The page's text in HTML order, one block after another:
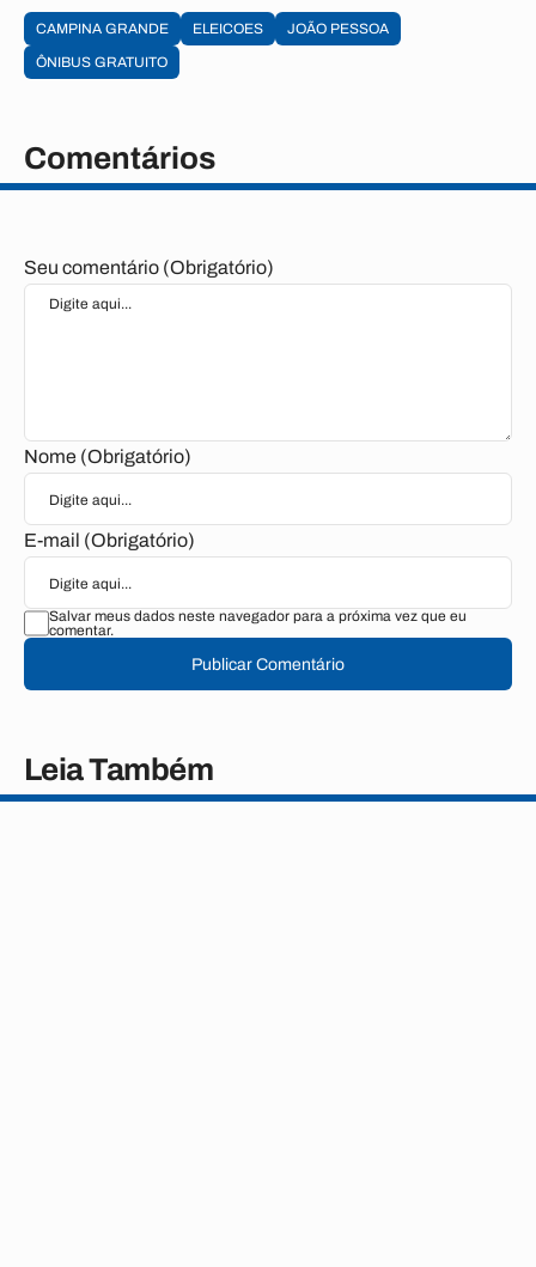
CAMPINA GRANDE ELEICOES
JOÃO PESSOA
ÔNIBUS GRATUITO
Comentários
Seu comentário (Obrigatório)
Nome (Obrigatório)
E-mail (Obrigatório)
Salvar meus dados neste navegador para a próxima vez que eu
comentar.
Publicar Comentário
Leia Também